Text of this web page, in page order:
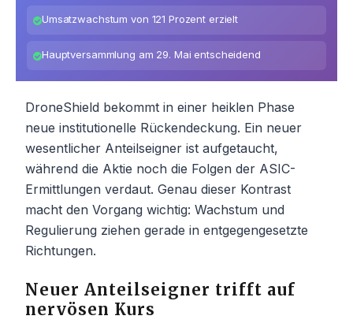
Umsatzwachstum von 121 Prozent erzielt
Hauptversammlung am 29. Mai entscheidend
DroneShield bekommt in einer heiklen Phase
neue institutionelle Rückendeckung. Ein neuer
wesentlicher Anteilseigner ist aufgetaucht,
während die Aktie noch die Folgen der ASIC-
Ermittlungen verdaut. Genau dieser Kontrast
macht den Vorgang wichtig: Wachstum und
Regulierung ziehen gerade in entgegengesetzte
Richtungen.
Neuer Anteilseigner trifft auf
nervösen Kurs